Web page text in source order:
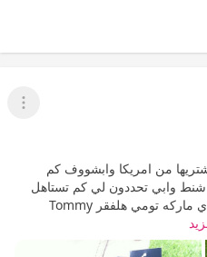
عرض
من امريكا وابشووف كم
وابي تحددون لي كم تستاهل
..وهذا الشنط موجوده بـ امريكا .. هذي ماركه تومي هلفقر Tommy